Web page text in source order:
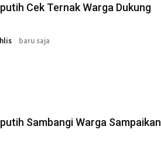
Cek Ternak Warga Dukung
baru saja
Sambangi Warga Sampaikan